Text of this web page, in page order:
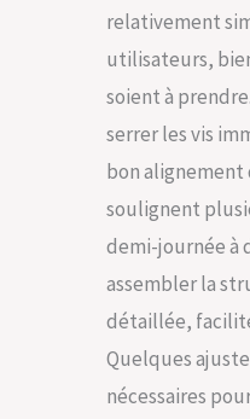
relativement
utilisateurs,
soient à
serrer les vis
bon alignement
soulignent
demi-journée à
assembler la
détaillée,
Quelques
nécessaires